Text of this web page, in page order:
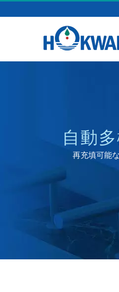
自動
再充填可能